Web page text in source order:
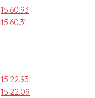
15.60.93
15.60.31
15.22.93
15.22.09